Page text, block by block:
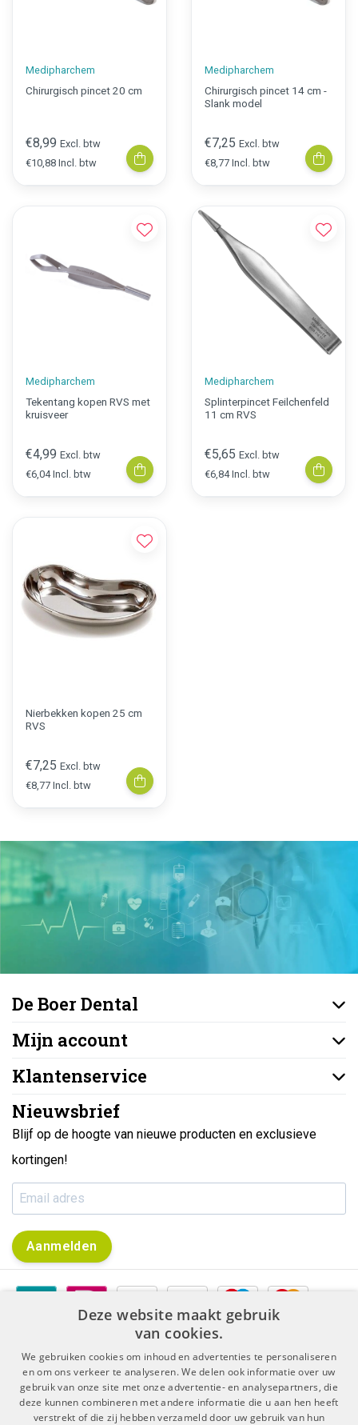
Medipharchem
Chirurgisch pincet 20 cm
€8,99 Excl. btw
€10,88 Incl. btw
Medipharchem
Chirurgisch pincet 14 cm -
Slank model
€7,25 Excl. btw
€8,77 Incl. btw
Medipharchem
Tekentang kopen RVS met
kruisveer
€4,99 Excl. btw
€6,04 Incl. btw
Medipharchem
Splinterpincet Feilchenfeld
11 cm RVS
€5,65 Excl. btw
€6,84 Incl. btw
Nierbekken kopen 25 cm
RVS
€7,25 Excl. btw
€8,77 Incl. btw
De Boer Dental
Mijn account
Klantenservice
Nieuwsbrief
Blijf op de hoogte van nieuwe producten en exclusieve
kortingen!
Aanmelden
Algemene voorwaarden | Disclaimer & Privacy Protocol |
Sitemap | RSS Feed
Deze website maakt gebruik
van cookies.
We gebruiken cookies om inhoud en advertenties te personaliseren
en om ons verkeer te analyseren. We delen ook informatie over uw
gebruik van onze site met onze advertentie- en analysepartners, die
deze kunnen combineren met andere informatie die u aan hen heeft
verstrekt of die zij hebben verzameld door uw gebruik van hun